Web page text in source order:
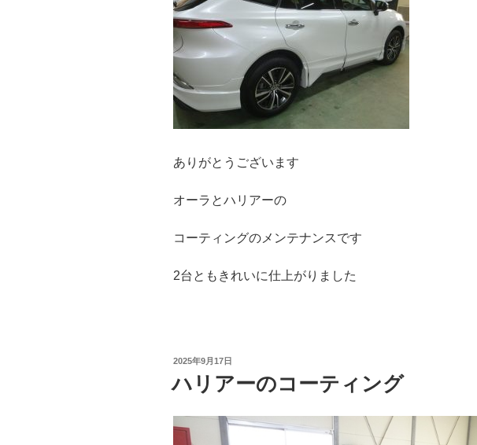
ありがとうございます
オーラとハリアーの
コーティングのメンテナンスです
2台ともきれいに仕上がりました
投
日:
2025年9月17日
ハリアーのコーティング